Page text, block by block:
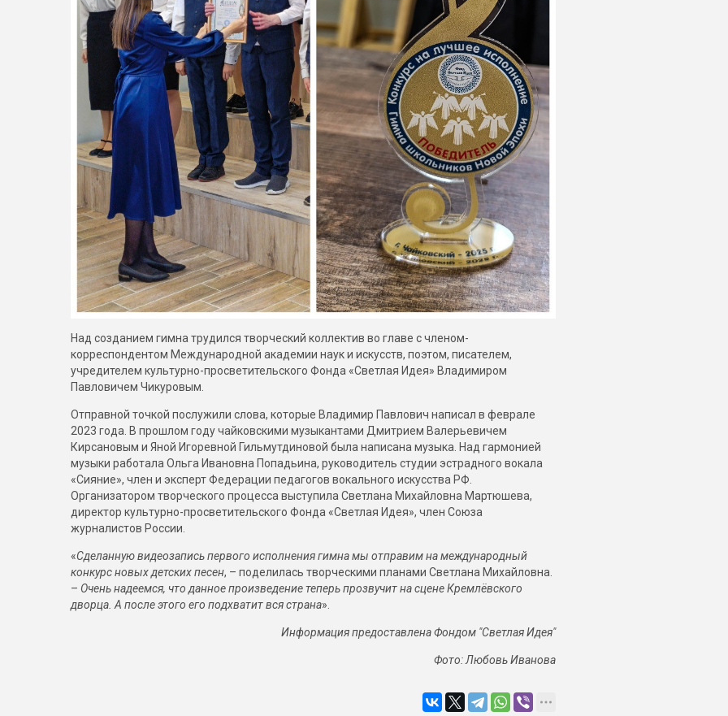
Над созданием гимна трудился творческий коллектив во главе с членом-
корреспондентом Международной академии наук и искусств, поэтом, писателем,
учредителем культурно-просветительского Фонда «Светлая Идея» Владимиром
Павловичем Чикуровым.
Отправной точкой послужили слова, которые Владимир Павлович написал в феврале
2023 года. В прошлом году чайковскими музыкантами Дмитрием Валерьевичем
Кирсановым и Яной Игоревной Гильмутдиновой была написана музыка. Над гармонией
музыки работала Ольга Ивановна Попадьина, руководитель студии эстрадного вокала
«Сияние», член и эксперт Федерации педагогов вокального искусства РФ.
Организатором творческого процесса выступила Светлана Михайловна Мартюшева,
директор культурно-просветительского Фонда «Светлая Идея», член Союза
журналистов России.
«Сделанную видеозапись первого исполнения гимна мы отправим на международный
конкурс новых детских песен, – поделилась творческими планами Светлана Михайловна.
– Очень надеемся, что данное произведение теперь прозвучит на сцене Кремлёвского
дворца. А после этого его подхватит вся страна».
Информация предоставлена Фондом "Светлая Идея"
Фото: Любовь Иванова